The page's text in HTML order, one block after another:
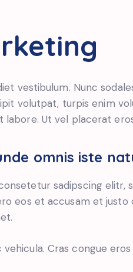
vestibulum. Nunc
volutpat, turpis enim
Ut vel placerat
omnis iste
sadipscing
eos et accusam et
Cras congue